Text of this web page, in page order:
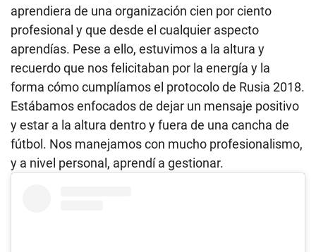
aprendiera de una organización cien por ciento
profesional y que desde el cualquier aspecto
aprendías. Pese a ello, estuvimos a la altura y
recuerdo que nos felicitaban por la energía y la
forma cómo cumplíamos el protocolo de Rusia 2018.
Estábamos enfocados de dejar un mensaje positivo
y estar a la altura dentro y fuera de una cancha de
fútbol. Nos manejamos con mucho profesionalismo,
y a nivel personal, aprendí a gestionar.